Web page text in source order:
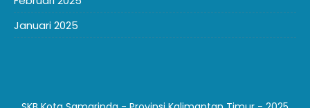
Januari 2025